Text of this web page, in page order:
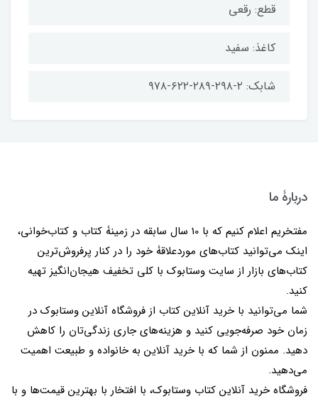
قطع: رقعی
کاغذ: سفید
شابک: ۲-۲۹۸-۲۸۹-۶۲۲-۹۷۸
دربارۀ ما
مفتخریم اعلام کنیم که با 10 سال سابقه در زمینۀ کتاب و کتاب‌خوانی،
اینک می‌توانید کتاب‌های موردعلاقۀ خود را در کنار پرفروش‌ترین
کتاب‌های بازار از سایت وستابوک با کلی تخفیف هیجان‌انگیز تهیه
کنید.
شما می‌توانید با خرید آنلاین کتاب از فروشگاه آنلاین وستابوک در
زمان خود صرفه‌جویی کنید و هزینه‌های جاری زندگی‌تان را کاهش
دهید. ممنون از شما که با خرید آنلاین به خانواده و طبیعت اهمیت
می‌دهید.
فروشگاه خرید آنلاین کتاب وستابوک، با افتخار با بهترین قیمت‌ها و با